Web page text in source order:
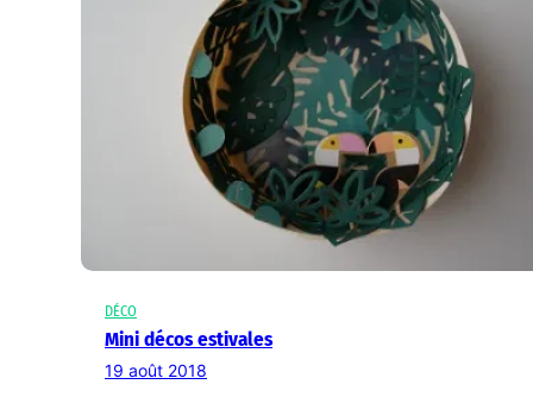
DÉCO
Mini décos estivales
19 août 2018